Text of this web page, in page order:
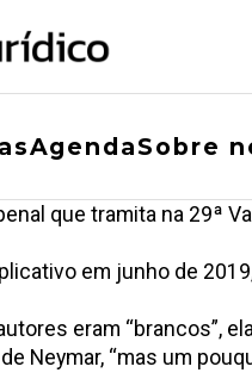
AgendaSobre
que tramita na 29ª
em junho de
eram “brancos”,
Neymar, “mas um